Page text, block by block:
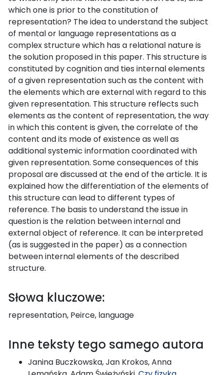
which one is prior to the constitution of
representation? The idea to understand the subject
of mental or language representations as a
complex structure which has a relational nature is
the solution proposed in this paper. This structure is
constituted by cognition and ties internal elements
of a given representation such as the content with
the elements which are external with regard to this
given representation. This structure reflects such
elements as the content of representation, the way
in which this content is given, the correlate of the
content and its mode of existence as well as
additional systemic information coordinated with
given representation. Some consequences of this
proposal are discussed at the end of the article. It is
explained how the differentiation of the elements of
this structure can lead to different types of
reference. The basis to understand the issue in
question is the relation between internal and
external object of reference. It can be interpreted
(as is suggested in the paper) as a connection
between internal elements of the described
structure.
Słowa kluczowe:
representation, Peirce, language
Inne teksty tego samego autora
Janina Buczkowska, Jan Krokos, Anna